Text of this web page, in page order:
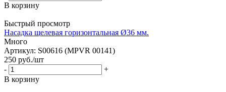
В корзину
Быстрый просмотр
Насадка щелевая горизонтальная Ø36 мм.
Много
Артикул: S00616 (MPVR 00141)
250 руб./шт
-
+
В корзину